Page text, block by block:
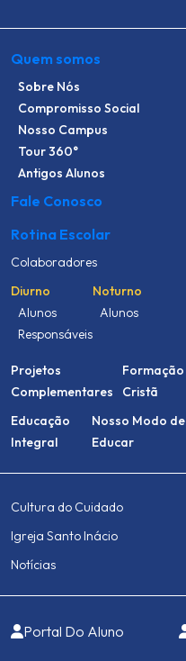
Quem somos
Sobre Nós
Compromisso Social
Nosso Campus
Tour 360°
Antigos Alunos
Fale Conosco
Rotina Escolar
Colaboradores
Diurno
Alunos
Responsáveis
Noturno
Alunos
Projetos
Complementares
Formação
Cristã
Educação
Integral
Nosso Modo de
Educar
Cultura do Cuidado
Igreja Santo Inácio
Notícias
Portal Do Aluno